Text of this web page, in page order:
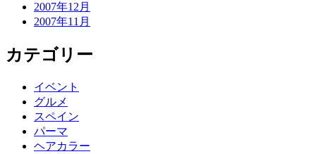
2007年12月
2007年11月
カテゴリー
イベント
グルメ
スペイン
パーマ
ヘアカラー